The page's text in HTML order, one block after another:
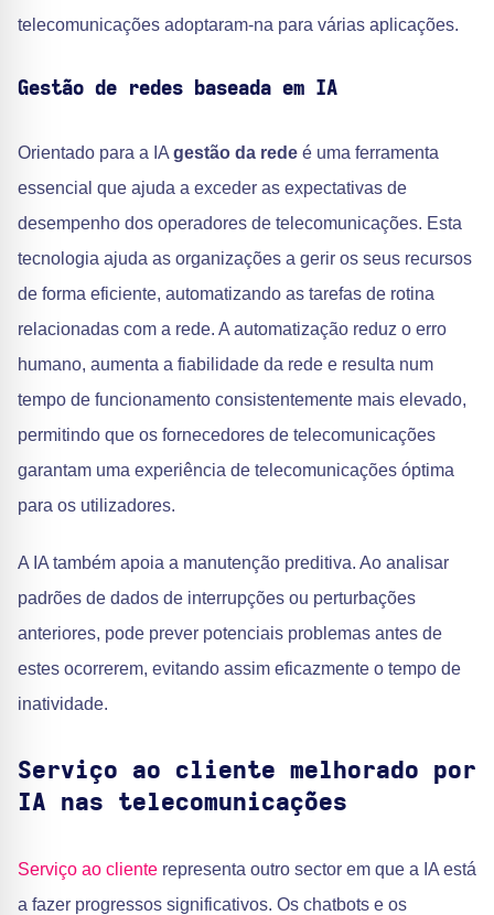
telecomunicações adoptaram-na para várias aplicações.
Gestão de redes baseada em IA
Orientado para a IA gestão da rede é uma ferramenta
essencial que ajuda a exceder as expectativas de
desempenho dos operadores de telecomunicações. Esta
tecnologia ajuda as organizações a gerir os seus recursos
de forma eficiente, automatizando as tarefas de rotina
relacionadas com a rede. A automatização reduz o erro
humano, aumenta a fiabilidade da rede e resulta num
tempo de funcionamento consistentemente mais elevado,
permitindo que os fornecedores de telecomunicações
garantam uma experiência de telecomunicações óptima
para os utilizadores.
A IA também apoia a manutenção preditiva. Ao analisar
padrões de dados de interrupções ou perturbações
anteriores, pode prever potenciais problemas antes de
estes ocorrerem, evitando assim eficazmente o tempo de
inatividade.
Serviço ao cliente melhorado por
IA nas telecomunicações
Serviço ao cliente representa outro sector em que a IA está
a fazer progressos significativos. Os chatbots e os